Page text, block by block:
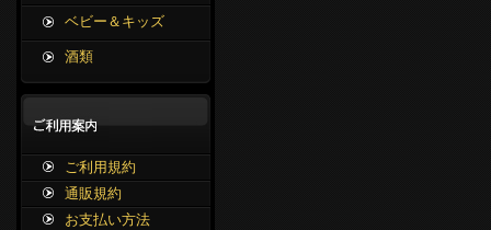
ベビー＆キッズ
酒類
ご利用規約
通販規約
お支払い方法